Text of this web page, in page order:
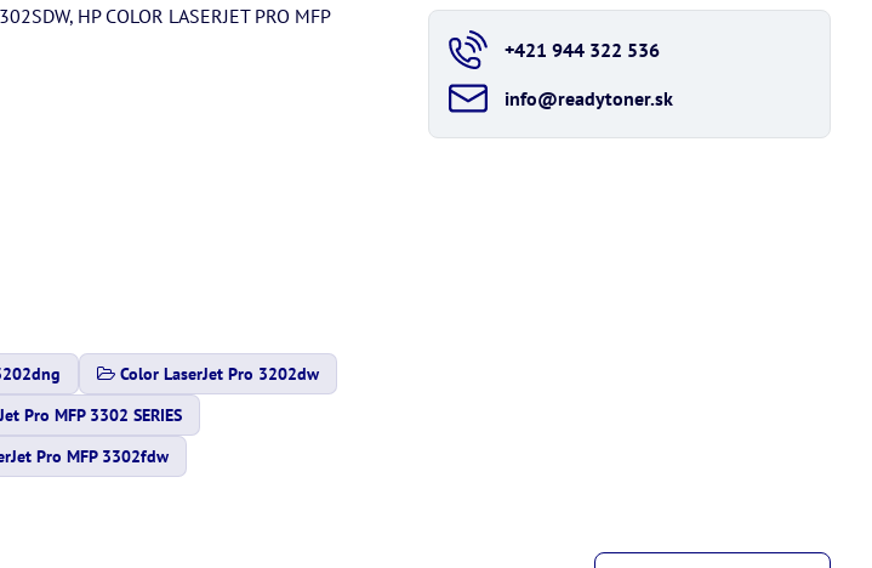
HP COLOR LASERJET PRO MFP
Color LaserJet Pro 3202dw
Pro MFP 3302 SERIES
Pro MFP 3302fdw
+421 944 322 536
info​@readytoner​.sk